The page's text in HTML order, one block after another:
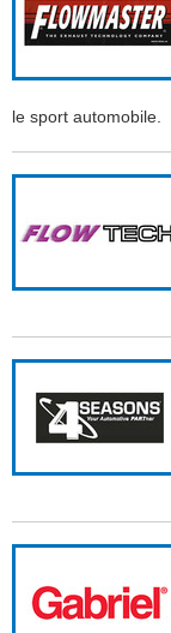
le sport automobile.